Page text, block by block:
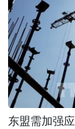
东盟需加强